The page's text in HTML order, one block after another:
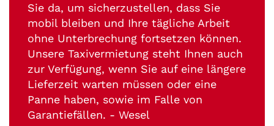
Sie da, um sicherzustellen, dass Sie
mobil bleiben und Ihre tägliche Arbeit
ohne Unterbrechung fortsetzen können.
Unsere Taxivermietung steht Ihnen auch
zur Verfügung, wenn Sie auf eine längere
Lieferzeit warten müssen oder eine
Panne haben, sowie im Falle von
Garantiefällen. - Wesel